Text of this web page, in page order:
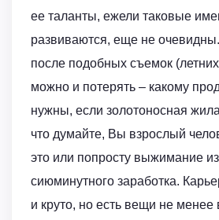
ее таланты, ежели таковые
развиваются, еще не
после подобных съемок
можно и потерять – какому
нужны, если золотоносная
что думайте, Вы взрослый
это или попросту выжимание
сиюминутного заработка.
и круто, но есть вещи не